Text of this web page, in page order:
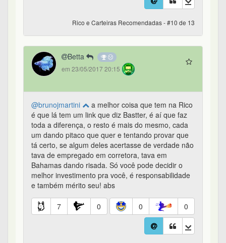
Rico e Carteiras Recomendadas - #10 de 13
Betta
em 23/05/2017 20:15
@brunojmartini
a melhor coisa que tem na Rico
é que lá tem um link que diz Bastter, é aí que faz
toda a diferença, o resto é mais do mesmo, cada
um dando pitaco que quer e tentando provar que
tá certo, se algum deles acertasse de verdade não
tava de empregado em corretora, tava em
Bahamas dando risada. Só você pode decidir o
melhor investimento pra você, é responsabilidade
e também mérito seu! abs
7 0 0 0